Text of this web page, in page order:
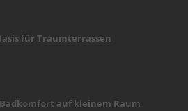
für Traumterrassen
auf kleinem Raum